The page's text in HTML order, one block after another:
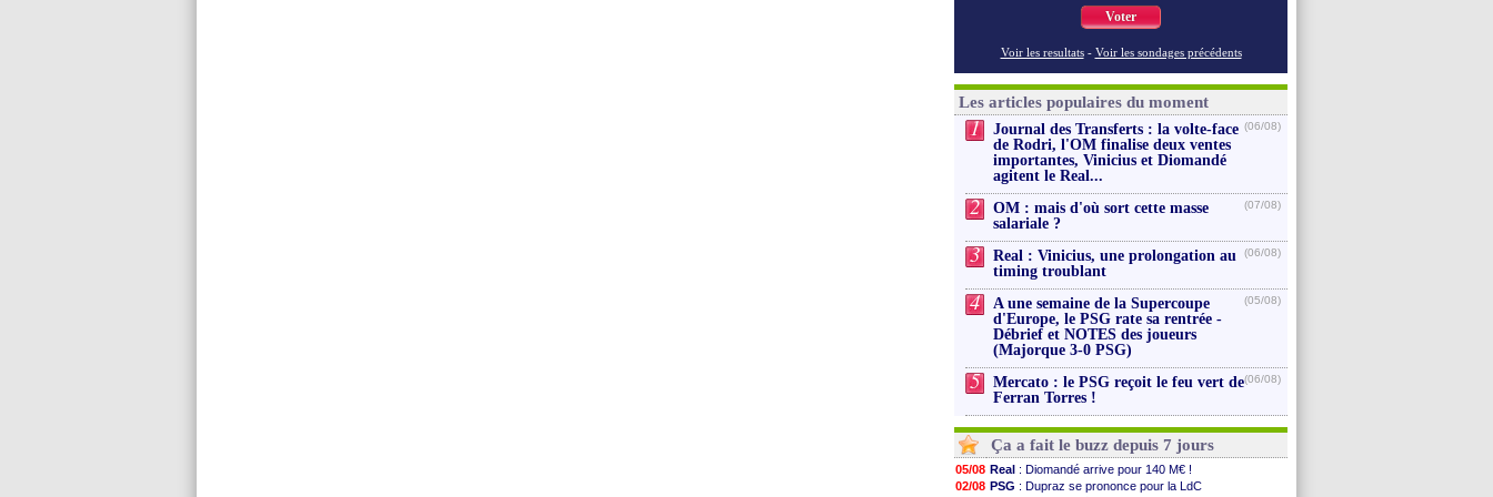
Voter
Voir les resultats - Voir les sondages précédents
Les articles populaires du moment
1
Journal des Transferts : la volte-face
de Rodri, l'OM finalise deux ventes
importantes, Vinicius et Diomandé
agitent le Real...
(06/08)
2
OM : mais d'où sort cette masse
salariale ?
(07/08)
3
Real : Vinicius, une prolongation au
timing troublant
(06/08)
4
A une semaine de la Supercoupe
d'Europe, le PSG rate sa rentrée -
Débrief et NOTES des joueurs
(Majorque 3-0 PSG)
(05/08)
5
Mercato : le PSG reçoit le feu vert de
Ferran Torres !
(06/08)
Ça a fait le buzz depuis 7 jours
05/08 Real : Diomandé arrive pour 140 M€ !
02/08 PSG : Dupraz se prononce pour la LdC